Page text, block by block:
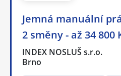
Jemná manuální
2 směny - až 34 800
INDEX NOSLUŠ s.r.o.
Brno